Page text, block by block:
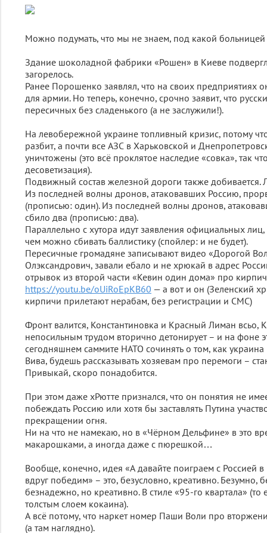
Можно подумать, что мы не знаем, под какой
Здание шоколадной фабрики «Рошен» в Киеве
загорелось.
Ранее Порошенко заявлял, что на своих предприятиях
для армии. Но теперь, конечно, срочно заявит, что
пересичных без сладенького (а не заслужили!).
На левобережной украине топливный кризис, потому
разбит, а почти все АЗС в Харьковской и
уничтожены (это всё проклятое наследие «совка», так
десоветизация).
Подвижный состав железной дороги также добивается.
Из последней волны дронов, атаковавших Россию,
(прописью: один). Из последней волны дронов,
сбило два (прописью: два).
Параллельно с хутора идут заявления официальных лиц,
чем можно сбивать баллистику (спойлер: и не будет).
Пересичные громадяне записывают видео «Дорогой
Олэксандрович, завали ебало и не хрюкай в адрес
отрывок из второй части «Кевин один дома» про
https://youtu.be/oUiRoEpKB60 — а вот и он (Зеленский
кирпичи прилетают нерабам, без регистрации и СМС)
Фронт валится, Константиновка и Красный Лиман всьо,
непосильным трудом вторично детонирует – и на фоне
сегодняшнем саммите НАТО сочинять о том, как украина
Вива, будешь рассказывать хозяевам про перемоги –
Привыкай, скоро понадобится.
При этом даже хРютте признался, что он понятия не
побеждать Россию или хотя бы заставлять Путина
прекращении огня.
Ни на что не намекаю, но в «Чёрном Дельфине» в это
макарошками, а иногда даже с пюрешкой…
Вообще, конечно, идея «А давайте поиграем с Россией
вдруг победим» – это, безусловно, креативно. Безумно,
безнадежно, но креативно. В стиле «95-го квартала» (то
толстым слоем кокаина).
А всё потому, что наркет номер Паши Воли про
(а там наглядно).